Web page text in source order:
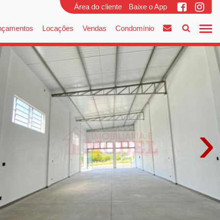
Área do cliente Baixe o App
Locações Vendas Condomínio
›